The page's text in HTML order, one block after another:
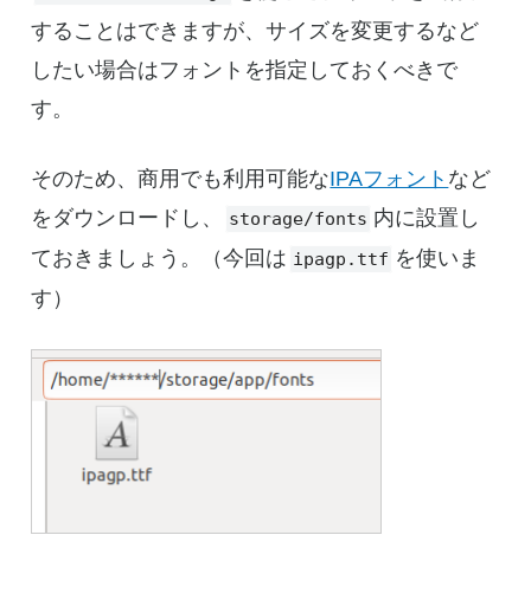
することはできますが、サイズを変更するなど
したい場合はフォントを指定しておくべきで
す。
そのため、商用でも利用可能なIPAフォント など
をダウンロードし、
storage/fonts 内に設置し
ておきましょう。（今回は ipagp.ttf を使いま
す）